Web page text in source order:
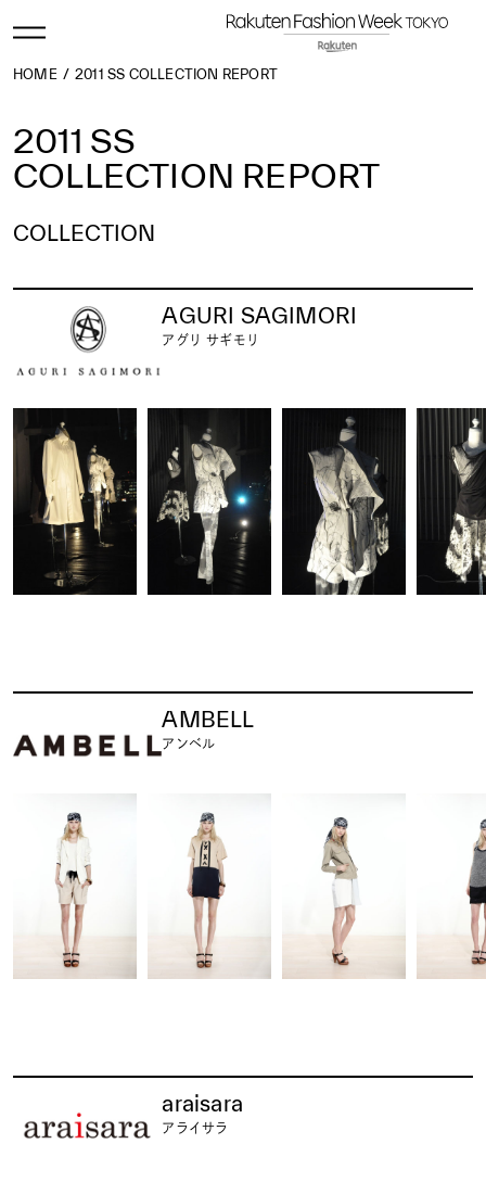
HOME 2011 SS COLLECTION REPORT
2011 SS
COLLECTION REPORT
COLLECTION
2023 SS2022 AW2022 SS2021 AW2021 SS2020 AW2020 SS
2019 AW2019 SS 2018 AW2018 SS2017 AW2017 SS
2015 AW2015 SS 2014 AW 2014 SS 2013 AW
2011 SS 2010 AW2010 SS 2009 AW
2008 SS
2007 AW2007 SS
AGURI SAGIMORI
アグリ サギモリ
AMBELL
アンベル
araisara
アライサラ